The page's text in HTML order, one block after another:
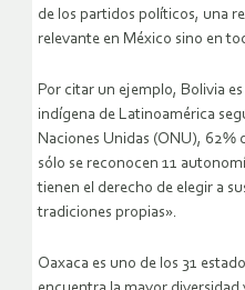
de los partidos políticos, una
relevante en México sino en
Por citar un ejemplo, Bolivia
indígena de Latinoamérica
Naciones Unidas (ONU), 62%
sólo se reconocen 11
tienen el derecho de elegir a
tradiciones propias».
Oaxaca es uno de los 31